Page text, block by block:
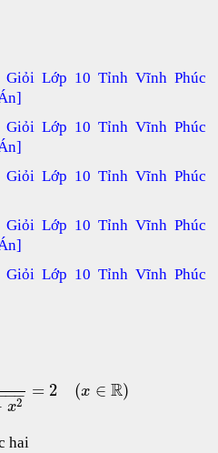
Lớp 10 Tỉnh Vĩnh Phúc
Lớp 10 Tỉnh Vĩnh Phúc
Lớp 10 Tỉnh Vĩnh Phúc
Lớp 10 Tỉnh Vĩnh Phúc
Lớp 10 Tỉnh Vĩnh Phúc
x2
−
− = 2 (x ∈ R)
hai